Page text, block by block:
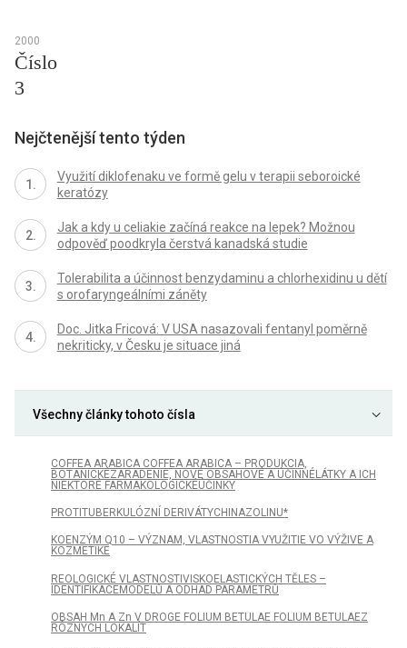
2000
Číslo
3
Nejčtenější tento týden
Využití diklofenaku ve formě gelu v terapii seboroické
keratózy
Jak a kdy u celiakie začíná reakce na lepek? Možnou
odpověď poodkryla čerstvá kanadská studie
Tolerabilita a účinnost benzydaminu a chlorhexidinu u dětí
s orofaryngeálními záněty
Doc. Jitka Fricová: V USA nasazovali fentanyl poměrně
nekriticky, v Česku je situace jiná
Všechny články tohoto čísla
COFFEA ARABICA COFFEA ARABICA – PRODUKCIA,
BOTANICKÉZARADENIE, NOVÉ OBSAHOVÉ A ÚČINNÉLÁTKY A ICH
NIEKTORÉ FARMAKOLOGICKÉÚČINKY
PROTITUBERKULÓZNÍ DERIVÁTYCHINAZOLINU*
KOENZÝM Q10 – VÝZNAM, VLASTNOSTIA VYUŽITIE VO VÝŽIVE A
KOZMETIKE
REOLOGICKÉ VLASTNOSTIVISKOELASTICKÝCH TĚLES –
IDENTIFIKACEMODELŮ A ODHAD PARAMETRŮ
OBSAH Mn A Zn V DROGE FOLIUM BETULAE FOLIUM BETULAEZ
RÔZNYCH LOKALÍT